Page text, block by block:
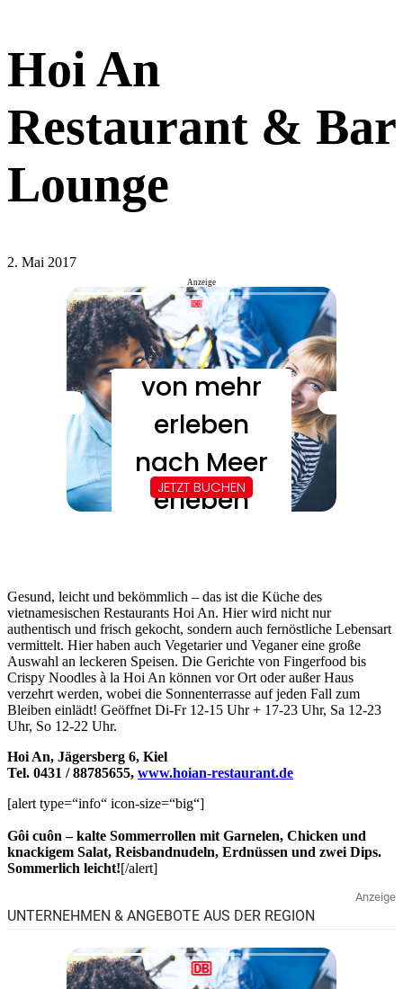
Hoi An
Restaurant & Bar
Lounge
2. Mai 2017
Anzeige
Gesund, leicht und bekömmlich – das ist die Küche des
vietnamesischen Restaurants Hoi An. Hier wird nicht nur
authentisch und frisch gekocht, sondern auch fernöstliche Lebensart
vermittelt. Hier haben auch Vegetarier und Veganer eine große
Auswahl an leckeren Speisen. Die Gerichte von Fingerfood bis
Crispy Noodles à la Hoi An können vor Ort oder außer Haus
verzehrt werden, wobei die Sonnenterrasse auf jeden Fall zum
Bleiben einlädt! Geöffnet Di-Fr 12-15 Uhr + 17-23 Uhr, Sa 12-23
Uhr, So 12-22 Uhr.
Hoi An, Jägersberg 6, Kiel
Tel. 0431 / 88785655, www.hoian-restaurant.de
[alert type=“info“ icon-size=“big“]
Gôi cuôn – kalte Sommerrollen mit Garnelen, Chicken und
knackigem Salat, Reisbandnudeln, Erdnüssen und zwei Dips.
Sommerlich leicht![/alert]